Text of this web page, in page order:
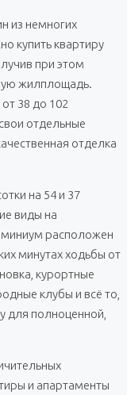
из немногих
купить квартиру
при этом
жилплощадь.
38 до 102
отдельные
отделка
на 54 и 37
виды на
расположен
минутах ходьбы от
курортные
клубы и всё то,
для полноценной,
и апартаменты